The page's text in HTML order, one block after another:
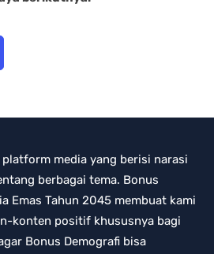
platform media yang berisi narasi
berbagai tema. Bonus
Emas Tahun 2045 membuat kami
konten positif khususnya bagi
Bonus Demografi bisa